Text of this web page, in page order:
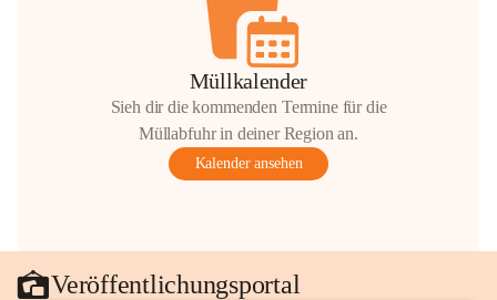
Müllkalender
Sieh dir die kommenden Termine für die
Müllabfuhr in deiner Region an.
Kalender ansehen
Veröffentlichungsportal